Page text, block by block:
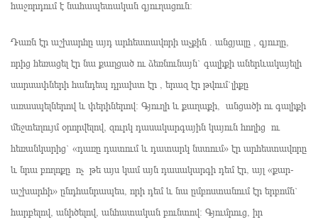
հաջորդում է նահապետական գյուղացուն։
Դառն էր աշխարհը այդ արհեստավորի աչքին . անցյալը , գյուղը,
որից հեռացել էր նա քաղցած ու ձեռնունայն` գալիքի աներևակայելի
սարսափների հանդեպ դրախտ էր , երազ էր թվում`լիքը
առասպելներով և փերիներով։ Գյուղի և քաղաքի, անցածի ու գալիքի
մեջտեղույմ օրորվելով, զուրկ դասակարգային կայուն հողից ու
հեռանկարից` «դառը դատում և դատարկ նստում» էր արհեստավորը
և նրա բողոքը ոչ թե այս կամ այն դասակարգի դեմ էր, այլ «քար-
աշխարհի» ընդհանրապես, որի դեմ և նա ըմբոստանում էր երբոմն`
հարբելով, անիծելով, անհատական բունտով։ Գյումրուց, իր